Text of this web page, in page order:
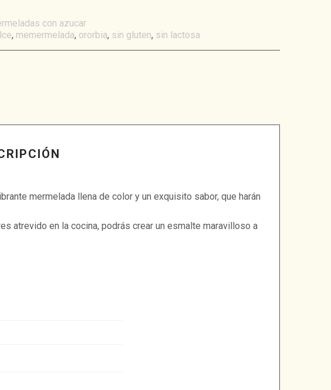
con azucar
, memermelada, ororbia, sin gluten, sin lactosa
mermelada llena de color y un exquisito sabor, que harán
atrevido en la cocina, podrás crear un esmalte maravilloso a